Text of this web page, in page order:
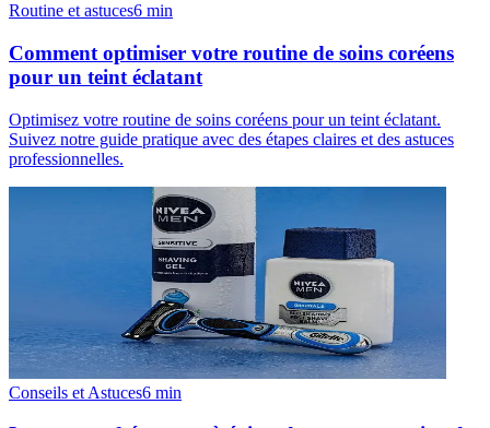
Routine et astuces6 min
Comment optimiser votre routine de soins coréens
pour un teint éclatant
Optimisez votre routine de soins coréens pour un teint éclatant.
Suivez notre guide pratique avec des étapes claires et des astuces
professionnelles.
Conseils et Astuces6 min